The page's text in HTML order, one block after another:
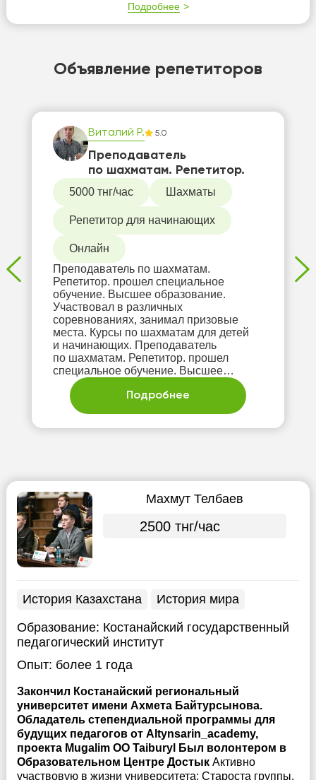
Подробнее
Объявление репетиторов
Виталий Р. 5.0
Преподаватель
по шахматам. Репетитор.
5000 тнг/час Шахматы
Репетитор для начинающих
Онлайн
Преподаватель по шахматам.
Репетитор. прошел специальное
обучение. Высшее образование.
Участвовал в различных
соревнованиях, занимал призовые
места. Курсы по шахматам для детей
и начинающих. Преподаватель
по шахматам. Репетитор. прошел
специальное обучение. Высшее
образование. Участвовал в различных
Подробнее
Махмут Телбаев
2500 тнг/час
История Казахстана
История мира
Образование: Костанайский государственный
педагогический институт
Опыт: более 1 года
Закончил Костанайский региональный
университет имени Ахмета Байтурсынова.
Обладатель степендиальной программы для
будущих педагогов от Altynsarin_academy,
проекта Mugalim ОО Taiburyl Был волонтером в
Образовательном Центре Достык Активно
участвовую в жизни университета: Староста группы,